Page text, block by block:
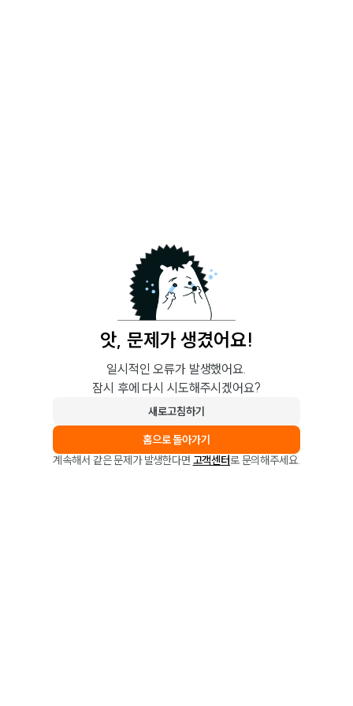
앗, 문제가 생겼어요!
일시적인 오류가 발생했어요.
잠시 후에 다시 시도해주시겠어요?
새로고침하기
홈으로 돌아가기
계속해서 같은 문제가 발생한다면 고객센터로 문의해주세요.